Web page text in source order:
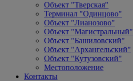
Объект "Тверская"
Терминал "Одинцово"
Объект "Лианозово"
Объект "Магистральный"
Объект "Башиловский"
Объект "Архангельский"
Объект "Кутузовский"
Местоположение
Контакты